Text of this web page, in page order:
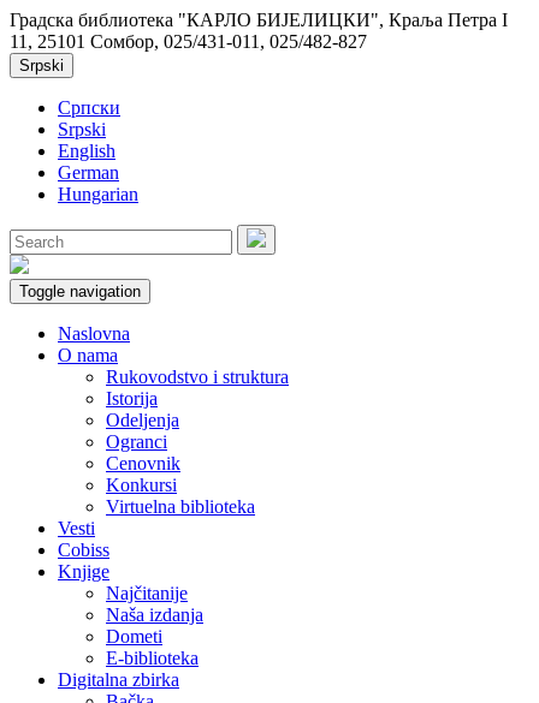
Градска библиотека "КАРЛО БИЈЕЛИЦКИ", Краља Петра I
11, 25101 Сомбор, 025/431-011, 025/482-827
Srpski
Српски
Srpski
English
German
Hungarian
Toggle navigation
Naslovna
O nama
Rukovodstvo i struktura
Istorija
Odeljenja
Ogranci
Cenovnik
Konkursi
Virtuelna biblioteka
Vesti
Cobiss
Knjige
Najčitanije
Naša izdanja
Dometi
E-biblioteka
Digitalna zbirka